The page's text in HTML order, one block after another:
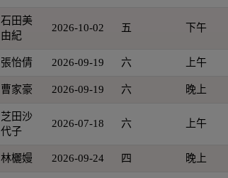
石田美
由紀
2026-10-02 五 下午
張怡倩 2026-09-19 六 上午
曹家豪 2026-09-19 六 晚上
芝田沙
代子
2026-07-18 六 上午
林欐嫚 2026-09-24 四 晚上